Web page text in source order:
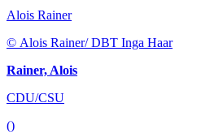
Alois Rainer
© Alois Rainer/ DBT Inga Haar
Rainer, Alois
CDU/CSU
()